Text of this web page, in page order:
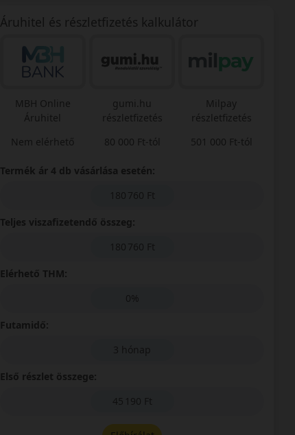
Áruhitel és részletfizetés kalkulátor
MBH Online
Áruhitel
Nem elérhető
gumi.hu
részletfizetés
80 000 Ft-tól
Milpay
részletfizetés
501 000 Ft-tól
Termék ár 4 db vásárlása esetén:
180 760 Ft
Teljes viszafizetendő összeg:
180 760 Ft
Elérhető THM:
0%
Futamidő:
3 hónap
Első részlet összege:
45 190 Ft